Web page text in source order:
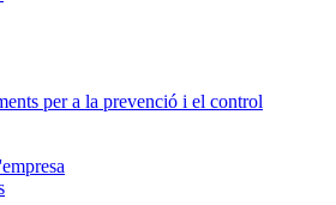
per a la prevenció i el control